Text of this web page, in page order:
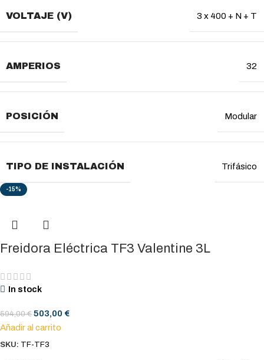
VOLTAJE (V) 3 x 400 + N + T
AMPERIOS 32
POSICIÓN Modular
TIPO DE INSTALACIÓN Trifásico
-15%
Freidora Eléctrica TF3 Valentine 3L
In stock
594,00€ 503,00 €
Añadir al carrito
SKU: TF-TF3